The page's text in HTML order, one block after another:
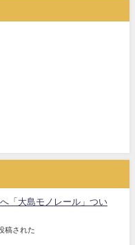
「大島モノレール」つい
稿された